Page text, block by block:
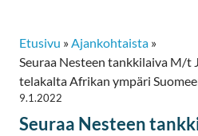
Etusivu » Ajankohtaista »
Seuraa Nesteen tankkilaiva M/t
telakalta Afrikan ympäri
9.1.2022
Seuraa Nesteen